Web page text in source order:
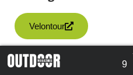
Terug naar overzicht 9
Velontour